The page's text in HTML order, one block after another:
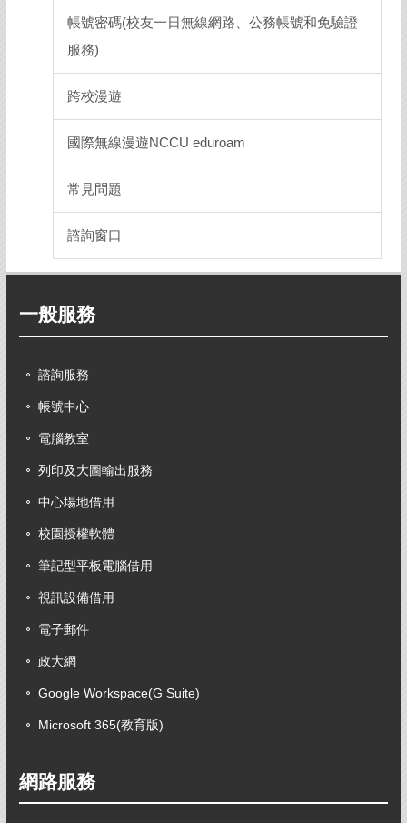
帳號密碼(校友一日無線網路、公務帳號和免驗證
服務)
跨校漫遊
國際無線漫遊NCCU eduroam
常見問題
諮詢窗口
一般服務
諮詢服務
帳號中心
電腦教室
列印及大圖輸出服務
中心場地借用
校園授權軟體
筆記型平板電腦借用
視訊設備借用
電子郵件
政大網
Google Workspace(G Suite)
Microsoft 365(教育版)
網路服務